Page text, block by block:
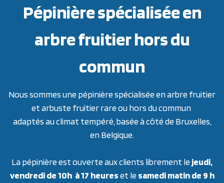
Pépinière spécialisée en
arbre fruitier hors du
commun
Nous sommes une pépinière spécialisée en arbre fruitier
et arbuste fruitier rare ou hors du commun
adaptés au climat tempéré, basée à côté de Bruxelles,
en Belgique.
La pépinière est ouverte aux clients librement lejeudi,
vendredi de 10h à 17 heureset lesamedi matin de 9 h